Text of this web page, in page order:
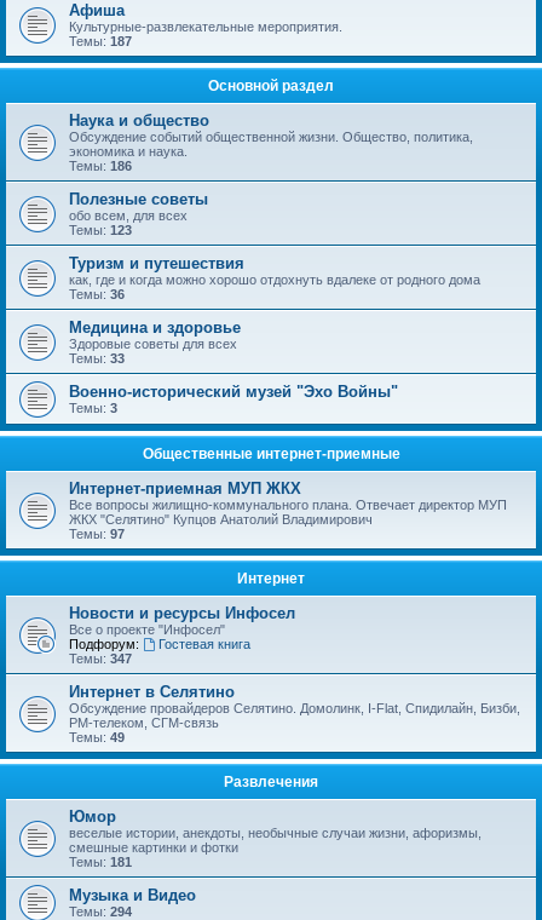
Афиша
Культурные-развлекательные мероприятия.
Темы: 187
Основной раздел
Наука и общество
Обсуждение событий общественной жизни. Общество, политика,
экономика и наука.
Темы: 186
Полезные советы
обо всем, для всех
Темы: 123
Туризм и путешествия
как, где и когда можно хорошо отдохнуть вдалеке от родного дома
Темы: 36
Медицина и здоровье
Здоровые советы для всех
Темы: 33
Военно-исторический музей "Эхо Войны"
Темы: 3
Общественные интернет-приемные
Интернет-приемная МУП ЖКХ
Все вопросы жилищно-коммунального плана. Отвечает директор МУП
ЖКХ "Селятино" Купцов Анатолий Владимирович
Темы: 97
Интернет
Новости и ресурсы Инфосел
Все о проекте "Инфосел"
Подфорум:
Гостевая книга
Темы: 347
Интернет в Селятино
Обсуждение провайдеров Селятино. Домолинк, I-Flat, Спидилайн, Бизби,
РМ-телеком, СГМ-связь
Темы: 49
Развлечения
Юмор
веселые истории, анекдоты, необычные случаи жизни, афоризмы,
смешные картинки и фотки
Темы: 181
Музыка и Видео
Темы: 294